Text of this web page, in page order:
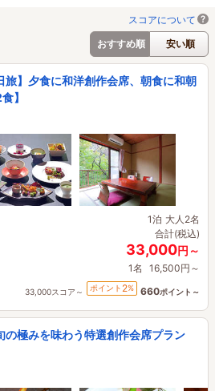
スコアについて
おすすめ順
安い順
】夕食に和洋創作会席、朝食に和朝
】
1泊 大人2名
合計(税込)
33,000円～
1名 16,500円～
33,000スコア～ ポイント 2% 660ポイント～
の極みを味わう特選創作会席プラン